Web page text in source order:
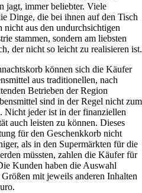
jagt, immer beliebter. Viele
Dinge, die bei ihnen auf den Tisch
aus den undurchsichtigen
stammen, sondern am liebsten
der nicht so leicht zu realisieren ist.
können sich die Käufer
aus traditionellen, nach
Betrieben der Region
sind in der Regel nicht zum
Nicht jeder ist in der finanziellen
auch leisten zu können. Dieses
für den Geschenkkorb nicht
als in den Supermärkten für die
müssten, zahlen die Käufer für
Kunden haben die Auswahl
mit jeweils anderen Inhalten